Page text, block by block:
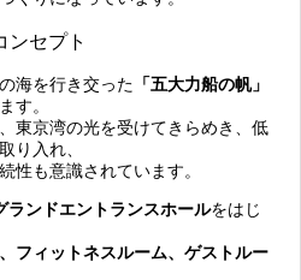
ンセプト
海を行き交った 「五大力船の帆」
す。
東京湾の光を受けてきらめき、低
り入れ、
性も意識されています。
ランドエントランスホールをはじ
フィットネスルーム、ゲストルー